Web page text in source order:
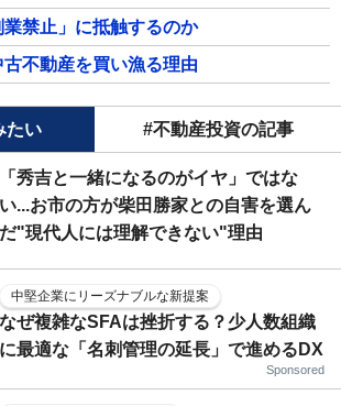
禁止」に抵触するのか
不動産を買い漁る理由
たい #不動産投資の記事
「秀吉と一緒になるのがイヤ」ではな
い...お市の方が柴田勝家との自害を選ん
だ"現代人には理解できない"理由
中堅企業にリーズナブルな新提案
なぜ複雑なSFAは挫折する？少人数組織
に最適な「名刺管理の延長」で進めるDX
Sponsored